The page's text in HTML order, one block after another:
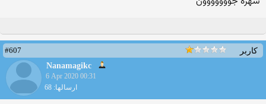
کاربر
#607
Nanamagikc
6 Apr 2020 00:31
ارسالها: 68